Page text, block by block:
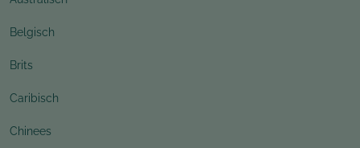
Belgisch
Brits
Caribisch
Chinees